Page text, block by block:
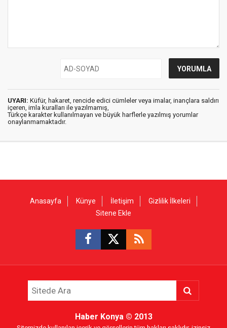
UYARI: Küfür, hakaret, rencide edici cümleler veya imalar, inançlara saldırı
içeren, imla kuralları ile yazılmamış,
Türkçe karakter kullanılmayan ve büyük harflerle yazılmış yorumlar
onaylanmamaktadır.
Anasayfa Künye İletişim
Gizlilik İlkeleri
Sitene Ekle
Haber Konya© 2013